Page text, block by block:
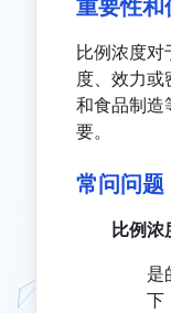
重要性和
比例浓度
度、效力或
和食品制造
要。
常问问题
比例
是
下